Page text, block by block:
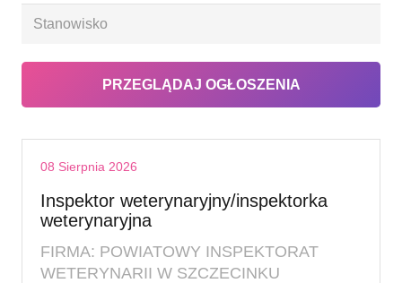
08 Sierpnia 2026
Inspektor weterynaryjny/inspektorka
weterynaryjna
FIRMA: POWIATOWY INSPEKTORAT
WETERYNARII W SZCZECINKU